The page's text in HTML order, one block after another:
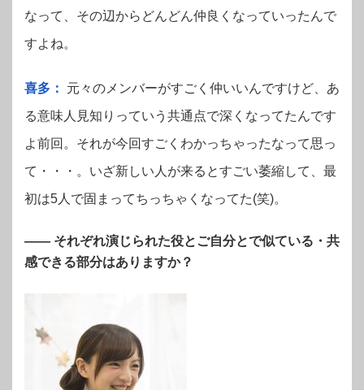
なって、その辺からどんどん仲良くなっていったんで
すよね。
喜多：
元々のメンバーがすごく仲いいんですけど、あ
る意味人見知りっていう共通点で深くなってたんです
よ前回。それが今回すごくわかっちゃったなって思っ
て・・・。いざ新しい人が来るとすごい萎縮して、最
初は5人で固まってちっちゃくなってた(笑)。
—— それぞれ演じられた役とご自分とで似ている・共
感できる部分はありますか？